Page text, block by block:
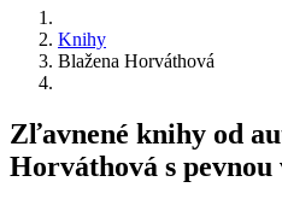
Knihy
Blažena Horváthová
Zľavnené knihy od
Horváthová s pevnou